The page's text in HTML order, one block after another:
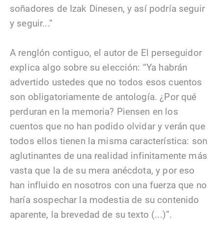
soñadores de Izak Dinesen, y así podría seguir
y seguir...”
A renglón contiguo, el autor de El perseguidor
explica algo sobre su elección: “Ya habrán
advertido ustedes que no todos esos cuentos
son obligatoriamente de antología. ¿Por qué
perduran en la memoria? Piensen en los
cuentos que no han podido olvidar y verán que
todos ellos tienen la misma característica: son
aglutinantes de una realidad infinitamente más
vasta que la de su mera anécdota, y por eso
han influido en nosotros con una fuerza que no
haría sospechar la modestia de su contenido
aparente, la brevedad de su texto (...)”.